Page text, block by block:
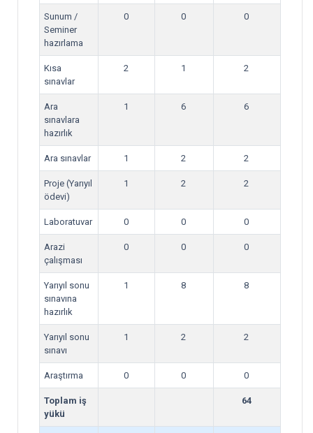
Sunum /
Seminer
hazırlama
0 0 0
Kısa
sınavlar
2 1 2
Ara
sınavlara
hazırlık
1 6 6
Ara sınavlar 1 2 2
Proje (Yarıyıl
ödevi)
1 2 2
Laboratuvar 0 0 0
Arazi
çalışması
0 0 0
Yarıyıl sonu
sınavına
hazırlık
1 8 8
Yarıyıl sonu
sınavı
1 2 2
Araştırma 0 0 0
Toplam iş
yükü
64